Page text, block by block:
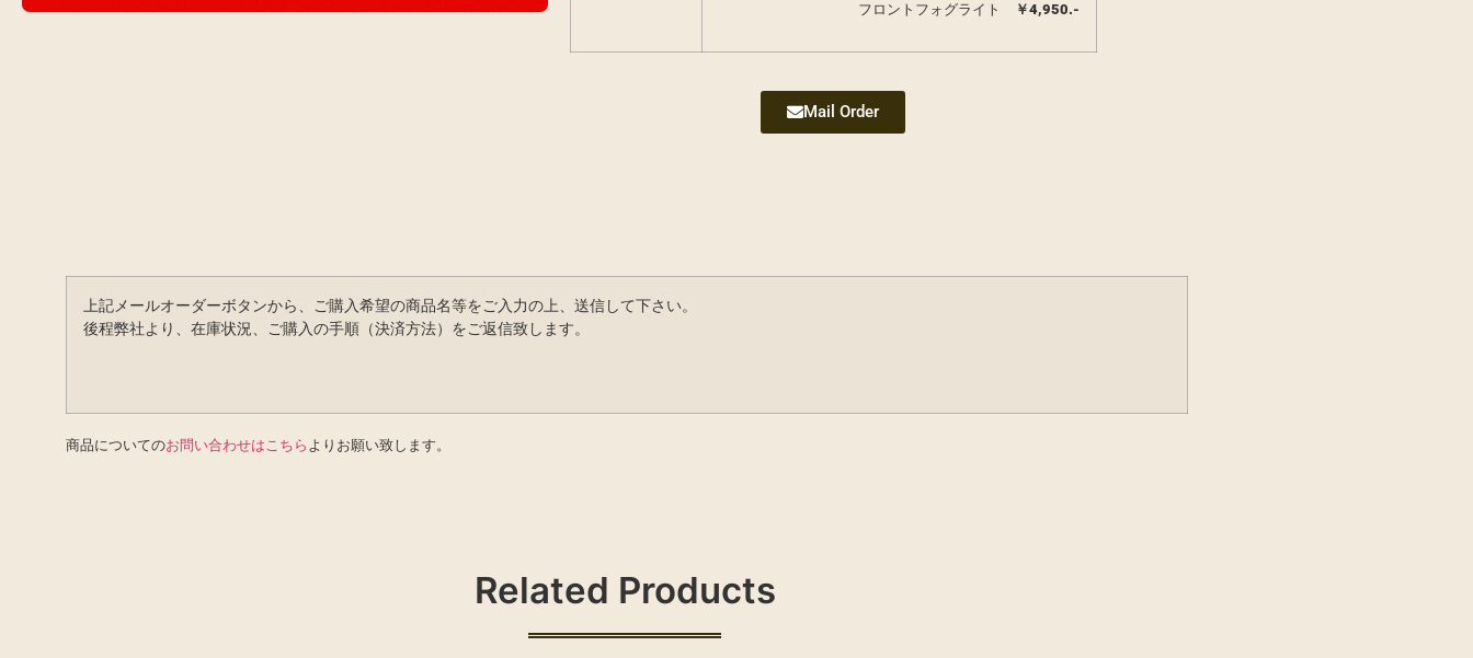
フロントフォグライト
￥4,950.-
Mail Order
上記メールオーダーボタンから、ご購入希望の商品名等をご入力の上、送信して下さい。
後程弊社より、在庫状況、ご購入の手順（決済方法）をご返信致します。
商品についてのお問い合わせはこちらよりお願い致します。
Related Products